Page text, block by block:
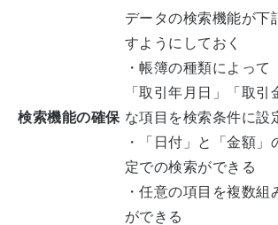
検索機能の確保
データの検索機能が下
すようにしておく
・帳簿の種類によって
「取引年月日」「取
な項目を検索条件に設
・「日付」と「金額」
定での検索ができる
・任意の項目を複数組
ができる